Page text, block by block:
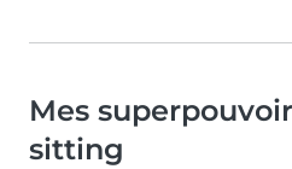
Mes
sitting